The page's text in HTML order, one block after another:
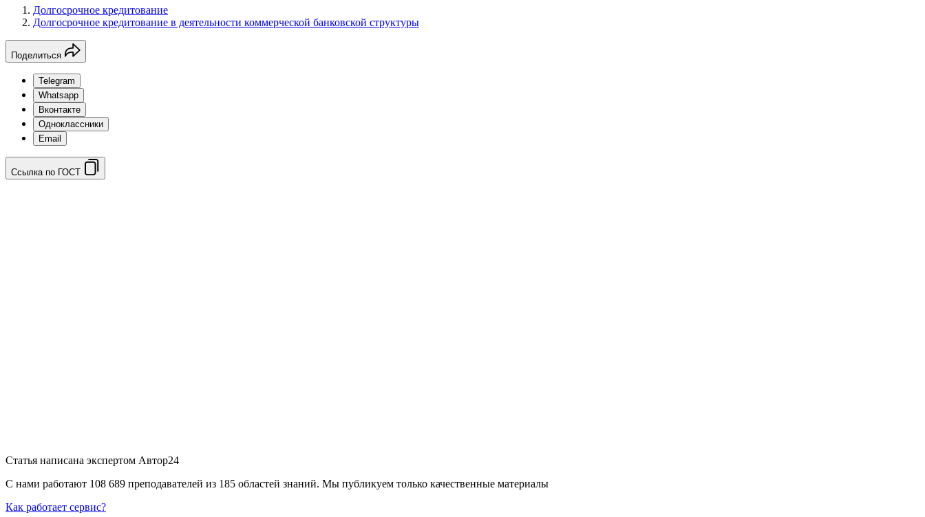
Долгосрочное кредитование
Долгосрочное кредитование в деятельности коммерческой банковской структуры
Поделиться
Telegram
Whatsapp
Вконтакте
Одноклассники
Email
Ссылка по ГОСТ
Статья написана экспертом Автор24
С нами работают 108 689 преподавателей из 185 областей знаний. Мы публикуем только качественные материалы
Как работает сервис?